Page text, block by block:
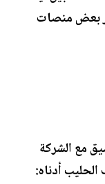
بعض منصات
مع الشركة
أدناه: